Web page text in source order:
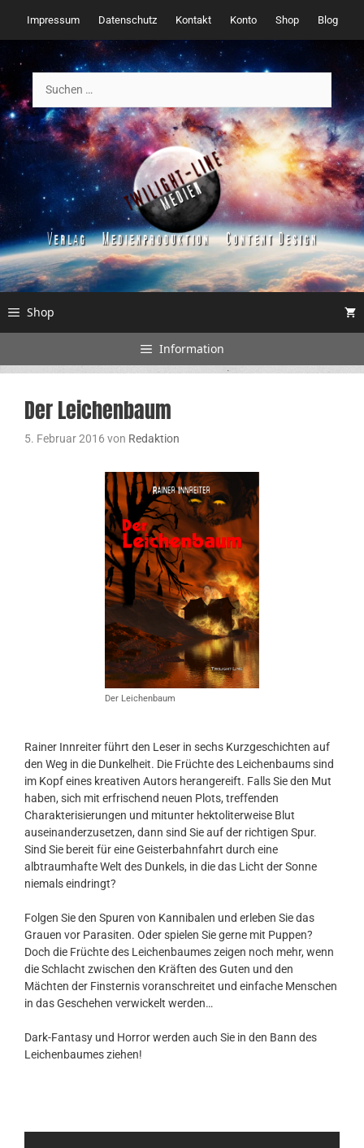
Inhalt
springen
Impressum Datenschutz Kontakt Konto Shop Blog
nach:
Shop
Information
Der Leichenbaum
5. Februar 2016 von Redaktion
Der Leichenbaum
Rainer Innreiter führt den Leser in sechs Kurzgeschichten auf
den Weg in die Dunkelheit. Die Früchte des Leichenbaums sind
im Kopf eines kreativen Autors herangereift. Falls Sie den Mut
haben, sich mit erfrischend neuen Plots, treffenden
Charakterisierungen und mitunter hektoliterweise Blut
auseinanderzusetzen, dann sind Sie auf der richtigen Spur.
Sind Sie bereit für eine Geisterbahnfahrt durch eine
albtraumhafte Welt des Dunkels, in die das Licht der Sonne
niemals eindringt?
Folgen Sie den Spuren von Kannibalen und erleben Sie das
Grauen vor Parasiten. Oder spielen Sie gerne mit Puppen?
Doch die Früchte des Leichenbaumes zeigen noch mehr, wenn
die Schlacht zwischen den Kräften des Guten und den
Mächten der Finsternis voranschreitet und einfache Menschen
in das Geschehen verwickelt werden…
Dark-Fantasy und Horror werden auch Sie in den Bann des
Leichenbaumes ziehen!